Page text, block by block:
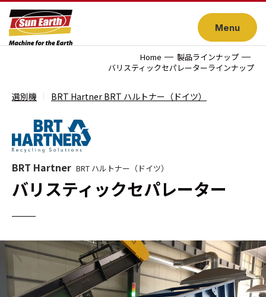
Menu
Home
製品ラインナップ
バリスティックセパレーターラインナップ
選別機 BRT Hartner BRT ハルトナー（ドイツ）
BRT Hartner BRT ハルトナー（ドイツ）
バリスティックセパレーター